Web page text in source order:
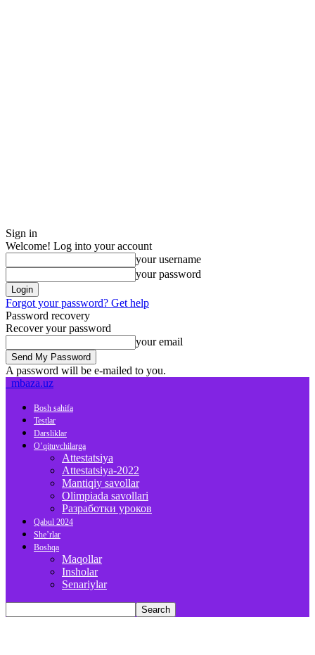
Sign in
Welcome! Log into your account
your username
your password
Forgot your password? Get help
Password recovery
Recover your password
your email
A password will be e-mailed to you.
mbaza.uz
Bosh sahifa
Testlar
Darsliklar
O’qituvchilarga
Attestatsiya
Attestatsiya-2022
Mantiqiy savollar
Olimpiada savollari
Разработки уроков
Qabul 2024
She’rlar
Boshqa
Maqollar
Insholar
Senariylar